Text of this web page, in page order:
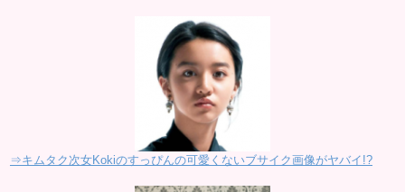
⇒キムタク次女Kokiのすっぴんの可愛くないブサイク画像がヤバイ!?